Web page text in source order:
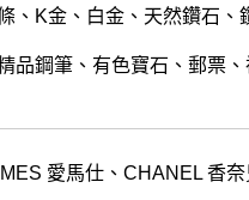
、K金、白金、天然鑽石
品鋼筆、有色寶石、郵票
愛馬仕、CHANEL 香